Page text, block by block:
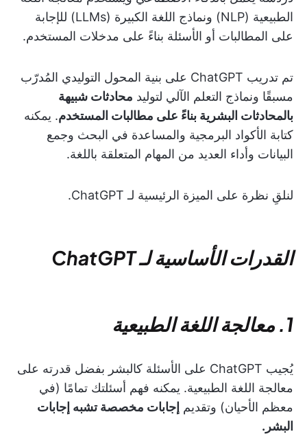
الطبيعية (NLP) ونماذج اللغة الكبيرة (LLMs) للإجابة
على المطالبات أو الأسئلة بناءً على مدخلات المستخدم.
تم تدريب ChatGPT على بنية المحول التوليدي المُدرّب
مسبقًا ونماذج التعلم الآلي لتوليد محادثات شبيهة
بالمحادثات البشرية بناءً على مطالبات المستخدم. يمكنه
كتابة الأكواد البرمجية والمساعدة في البحث وجمع
البيانات وأداء العديد من المهام المتعلقة باللغة.
لنلقِ نظرة على الميزة الرئيسية لـ ChatGPT.
القدرات الأساسية لـ ChatGPT
1. معالجة اللغة الطبيعية
يُجيب ChatGPT على الأسئلة كالبشر بفضل قدرته على
معالجة اللغة الطبيعية. يمكنه فهم أسئلتك تمامًا (في
معظم الأحيان) وتقديم إجابات مخصصة تشبه إجابات
البشر.